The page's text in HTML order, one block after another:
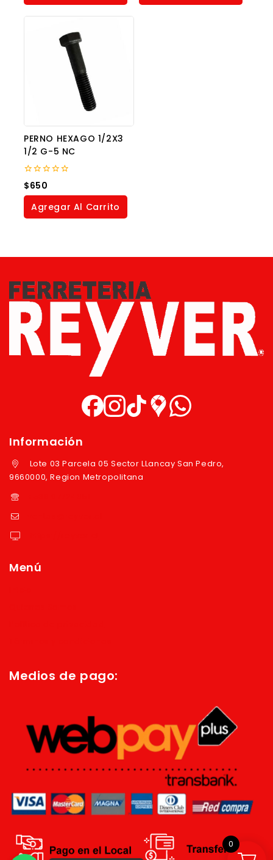
PERNO HEXAGO 1/2X3
1/2 G-5 NC
0
out
of
$650
Agregar Al Carrito
Información
Lote 03 Parcela 05 Sector LLancay San Pedro,
9660000, Region Metropolitana
Menú
Medios de pago:
0